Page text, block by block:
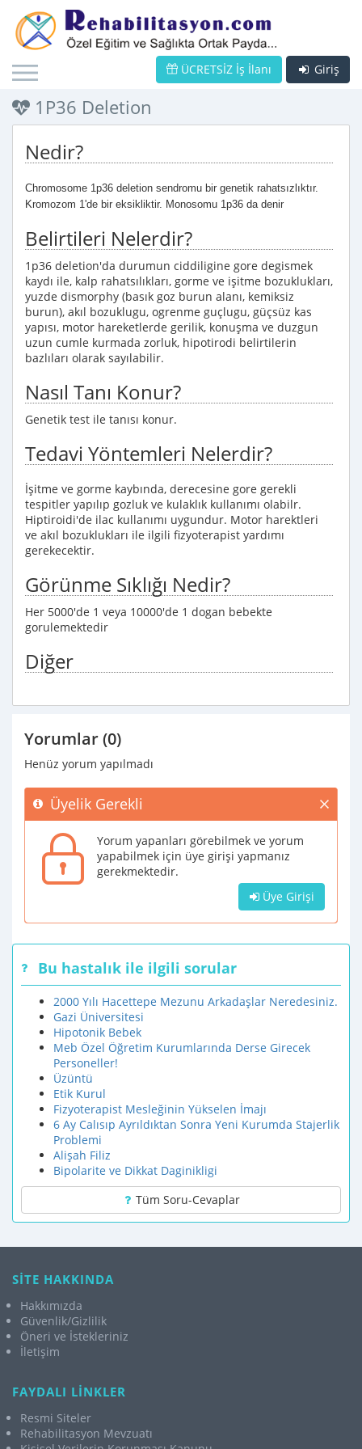
Giriş
ÜCRETSİZ İş İlanı
1P36 Deletion
Nedir?
Chromosome 1p36 deletion sendromu bir genetik rahatsızlıktır.
Kromozom 1'de bir eksikliktir. Monosomu 1p36 da denir
Belirtileri Nelerdir?
1p36 deletion'da durumun ciddiligine gore degismek
kaydı ile, kalp rahatsılıkları, gorme ve işitme bozuklukları,
yuzde dismorphy (basık goz burun alanı, kemiksiz
burun), akıl bozuklugu, ogrenme guçlugu, güçsüz kas
yapısı, motor hareketlerde gerilik, konuşma ve duzgun
uzun cumle kurmada zorluk, hipotirodi belirtilerin
bazlıları olarak sayılabilir.
Nasıl Tanı Konur?
Genetik test ile tanısı konur.
Tedavi Yöntemleri Nelerdir?
İşitme ve gorme kaybında, derecesine gore gerekli
tespitler yapılıp gozluk ve kulaklık kullanımı olabilr.
Hiptiroidi'de ilac kullanımı uygundur. Motor harektleri
ve akıl bozuklukları ile ilgili fizyoterapist yardımı
gerekecektir.
Görünme Sıklığı Nedir?
Her 5000'de 1 veya 10000'de 1 dogan bebekte
gorulemektedir
Diğer
Yorumlar (0)
Henüz yorum yapılmadı
Üyelik Gerekli
Yorum yapanları görebilmek ve yorum
yapabilmek için üye girişi yapmanız
gerekmektedir.
Üye Girişi
Bu hastalık ile ilgili sorular
2000 Yılı Hacettepe Mezunu Arkadaşlar Neredesiniz.
Gazi Üniversitesi
Hipotonik Bebek
Meb Özel Öğretim Kurumlarında Derse Girecek
Personeller!
Üzüntü
Etik Kurul
Fizyoterapist Mesleğinin Yükselen İmajı
6 Ay Calısıp Ayrıldıktan Sonra Yeni Kurumda Stajerlik
Problemi
Alişah Filiz
Bipolarite ve Dikkat Daginikligi
Tüm Soru-Cevaplar
SİTE HAKKINDA
Hakkımızda
Güvenlik/Gizlilik
Öneri ve İstekleriniz
İletişim
FAYDALI LİNKLER
Resmi Siteler
Rehabilitasyon Mevzuatı